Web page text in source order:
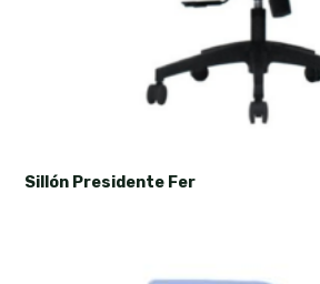
Sillón Presidente Fer